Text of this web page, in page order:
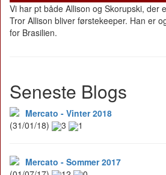
Vi har pt både Allison og Skorupski, der
Tror Allison bliver førstekeeper. Han er
for Brasilien.
Seneste Blogs
Mercato - Vinter 2018
(31/01/18)
3 1
Mercato - Sommer 2017